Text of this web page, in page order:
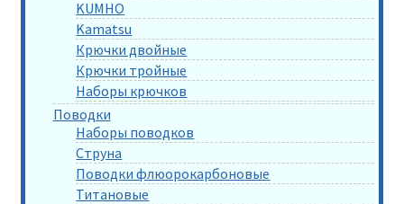
KUMHO
Kamatsu
Крючки двойные
Крючки тройные
Наборы крючков
Поводки
Наборы поводков
Струна
Поводки флюорокарбоновые
Титановые